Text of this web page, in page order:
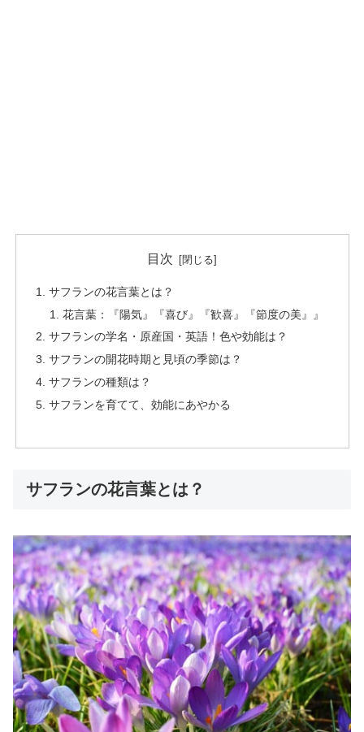
目次
サフランの花言葉とは？
花言葉：『陽気』『喜び』『歓喜』『節度の美』』
サフランの学名・原産国・英語！色や効能は？
サフランの開花時期と見頃の季節は？
サフランの種類は？
サフランを育てて、効能にあやかる
サフランの花言葉とは？